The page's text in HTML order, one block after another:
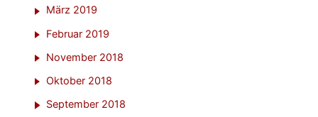
März 2019
Februar 2019
November 2018
Oktober 2018
September 2018